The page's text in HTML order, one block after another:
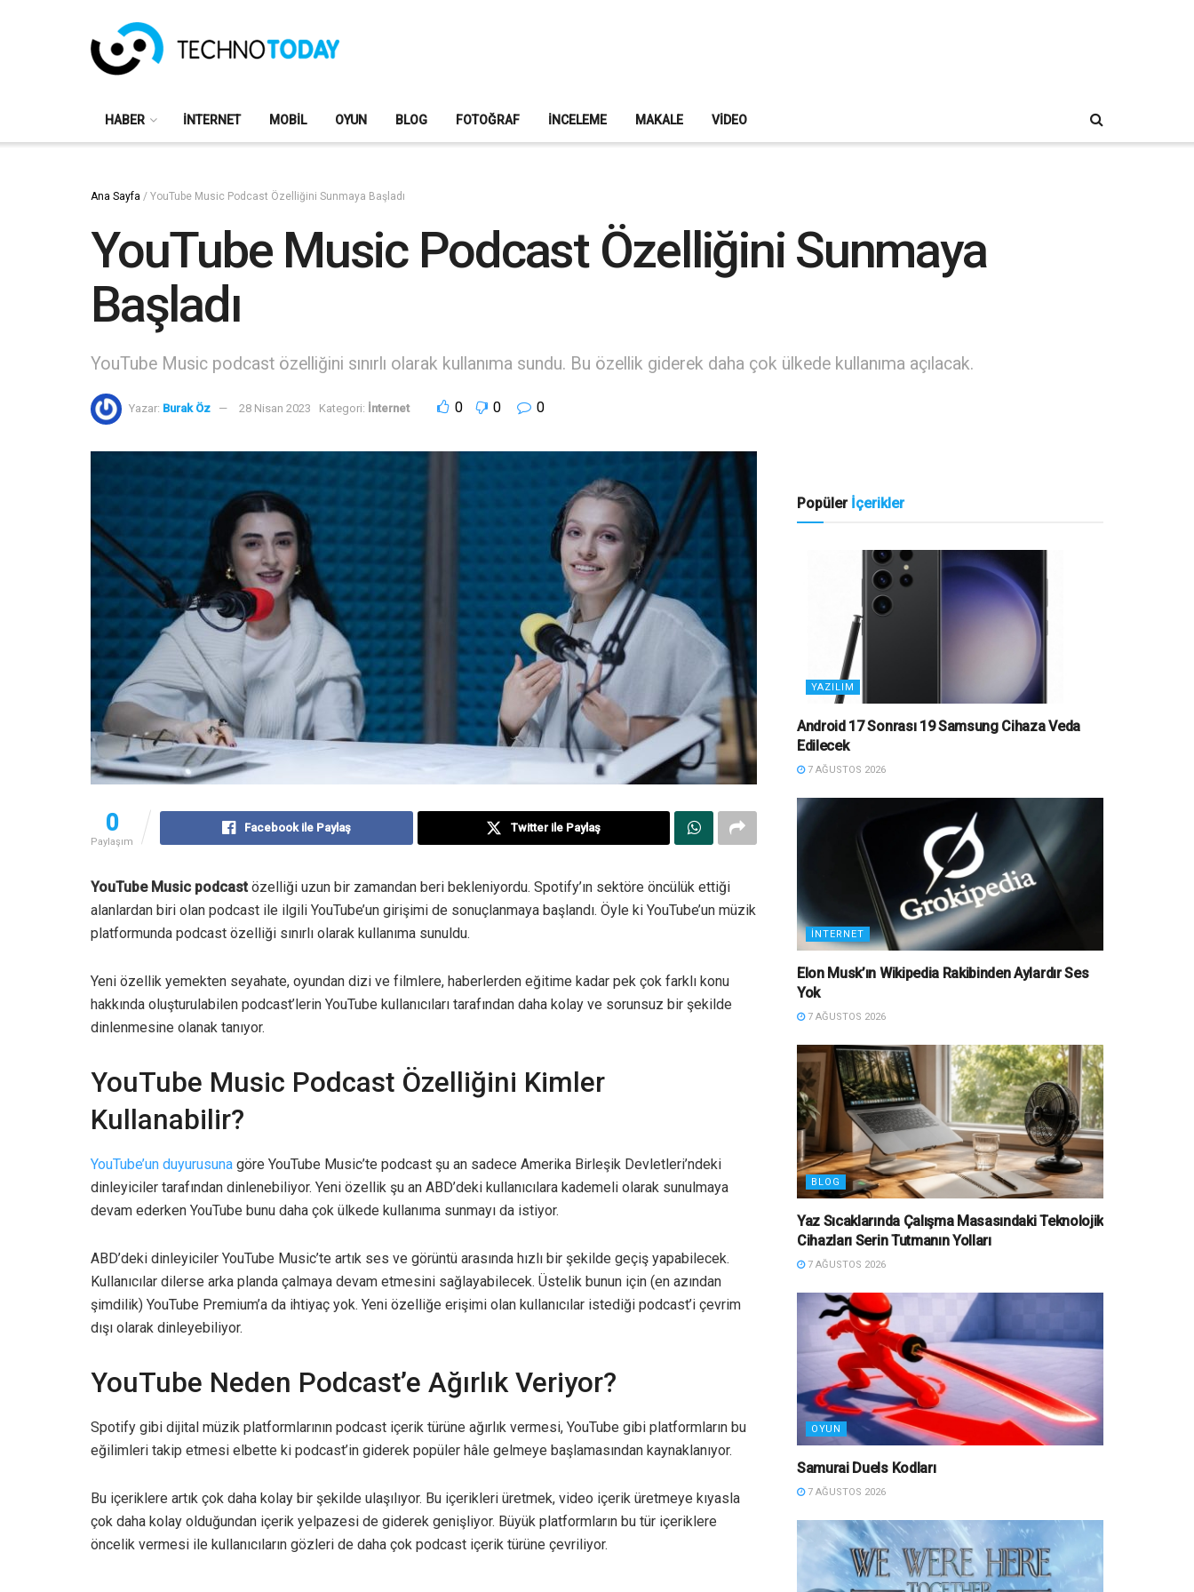
HABER İNTERNET MOBIL OYUN BLOG FOTOĞRAF İNCELEME MAKALE VIDEO
Ana Sayfa / YouTube Music Podcast Özelliğini Sunmaya Başladı
YouTube Music Podcast Özelliğini Sunmaya
Başladı
YouTube Music podcast özelliğini sınırlı olarak kullanıma sundu. Bu özellik giderek daha çok ülkede kullanıma açılacak.
Yazar: Burak Öz 28 Nisan 2023 Kategori: İnternet 0 0 0
0
Paylaşım
Facebook ile Paylaş Twitter ile Paylaş
YouTube Music podcastözelliği uzun bir zamandan beri bekleniyordu. Spotify’ın sektöre öncülük ettiği
alanlardan biri olan podcast ile ilgili YouTube’un girişimi de sonuçlanmaya başlandı. Öyle ki YouTube’un müzik
platformunda podcast özelliği sınırlı olarak kullanıma sunuldu.
Yeni özellik yemekten seyahate, oyundan dizi ve filmlere, haberlerden eğitime kadar pek çok farklı konu
hakkında oluşturulabilen podcast’lerin YouTube kullanıcıları tarafından daha kolay ve sorunsuz bir şekilde
dinlenmesine olanak tanıyor.
YouTube Music Podcast Özelliğini Kimler
Kullanabilir?
YouTube’un duyurusuna göre YouTube Music’te podcast şu an sadece Amerika Birleşik Devletleri’ndeki
dinleyiciler tarafından dinlenebiliyor. Yeni özellik şu an ABD’deki kullanıcılara kademeli olarak sunulmaya
devam ederken YouTube bunu daha çok ülkede kullanıma sunmayı da istiyor.
ABD’deki dinleyiciler YouTube Music’te artık ses ve görüntü arasında hızlı bir şekilde geçiş yapabilecek.
Kullanıcılar dilerse arka planda çalmaya devam etmesini sağlayabilecek. Üstelik bunun için (en azından
şimdilik) YouTube Premium’a da ihtiyaç yok. Yeni özelliğe erişimi olan kullanıcılar istediği podcast’i çevrim
dışı olarak dinleyebiliyor.
YouTube Neden Podcast’e Ağırlık Veriyor?
Spotify gibi dijital müzik platformlarının podcast içerik türüne ağırlık vermesi, YouTube gibi platformların bu
eğilimleri takip etmesi elbette ki podcast’in giderek popüler hâle gelmeye başlamasından kaynaklanıyor.
Bu içeriklere artık çok daha kolay bir şekilde ulaşılıyor. Bu içerikleri üretmek, video içerik üretmeye kıyasla
çok daha kolay olduğundan içerik yelpazesi de giderek genişliyor. Büyük platformların bu tür içeriklere
öncelik vermesi ile kullanıcıların gözleri de daha çok podcast içerik türüne çevriliyor.
Popüler İçerikler
YAZILIM
Android 17 Sonrası 19 Samsung Cihaza Veda
Edilecek
7 AĞUSTOS 2026
İNTERNET
Elon Musk’ın Wikipedia Rakibinden Aylardır Ses
Yok
7 AĞUSTOS 2026
BLOG
Yaz Sıcaklarında Çalışma Masasındaki Teknolojik
Cihazları Serin Tutmanın Yolları
7 AĞUSTOS 2026
OYUN
Samurai Duels Kodları
7 AĞUSTOS 2026